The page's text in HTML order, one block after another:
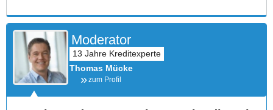
Moderator
Thomas Mücke
zum Profil